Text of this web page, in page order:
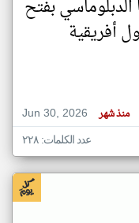
بفتح
Jun 30, 2026
منذ شهر
عدد الكلمات: ٢٢٨